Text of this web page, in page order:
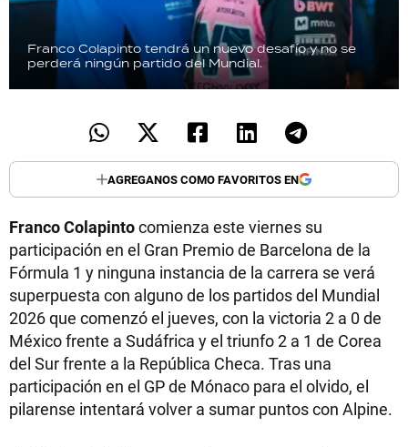
Franco Colapinto tendrá un nuevo desafío y no se
perderá ningún partido del Mundial.
AGREGANOS COMO FAVORITOS EN
Franco Colapintocomienza este viernes su
participación en el Gran Premio de Barcelona de la
Fórmula 1 y ninguna instancia de la carrera se verá
superpuesta con alguno de los partidos del Mundial
2026 que comenzó el jueves, con la victoria 2 a 0 de
México frente a Sudáfrica y el triunfo 2 a 1 de Corea
del Sur frente a la República Checa. Tras una
participación en el GP de Mónaco para el olvido, el
pilarense intentará volver a sumar puntos con Alpine.